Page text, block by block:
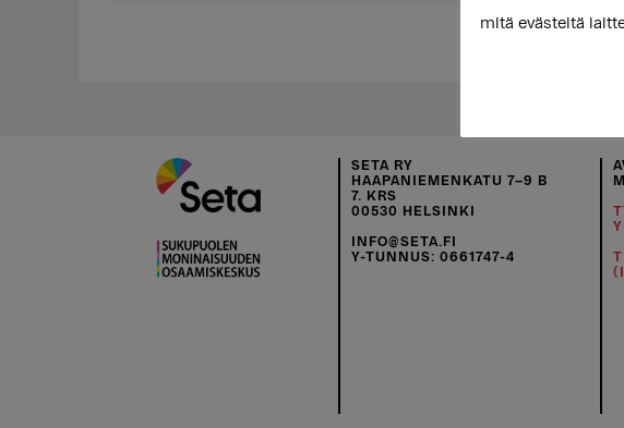
SETA RY
HAAPANIEMENKATU 7–9 B
7. KRS
00530 HELSINKI
INFO@SETA.FI
Y-TUNNUS: 0661747-4
mitä evästeitä